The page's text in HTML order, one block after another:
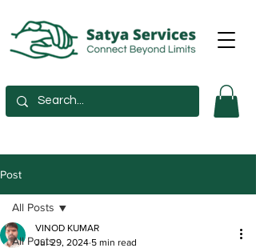
Post
All Posts
All Posts
VINOD KUMAR
Jul 29, 2024 5 min read